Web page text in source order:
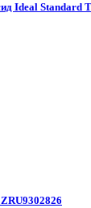
Ideal Standard